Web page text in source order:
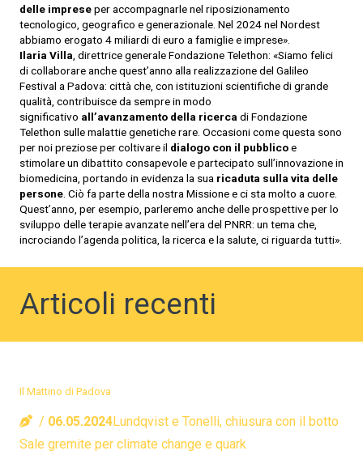
delle impreseper accompagnarle nel riposizionamento
tecnologico, geografico e generazionale. Nel 2024 nel Nordest
abbiamo erogato 4 miliardi di euro a famiglie e imprese».
Ilaria Villa , direttrice generale Fondazione Telethon: «Siamo felici
di collaborare anche quest’anno alla realizzazione del Galileo
Festival a Padova: città che, con istituzioni scientifiche di grande
qualità, contribuisce da sempre in modo
significativo all’avanzamento della ricerca di Fondazione
Telethon sulle malattie genetiche rare. Occasioni come questa sono
per noi preziose per coltivare il dialogo con il pubblicoe
stimolare un dibattito consapevole e partecipato sull’innovazione in
biomedicina, portando in evidenza la sua ricaduta sulla vita delle
persone . Ciò fa parte della nostra Missione e ci sta molto a cuore.
Quest’anno, per esempio, parleremo anche delle prospettive per lo
sviluppo delle terapie avanzate nell’era del PNRR: un tema che,
incrociando l’agenda politica, la ricerca e la salute, ci riguarda tutti».
Articoli recenti
Il Mattino di Padova
06.05.2024Lundqvist e Tonelli, chiusura con il botto
Sale gremite per climate change e quark